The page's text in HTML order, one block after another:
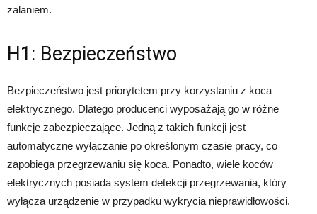
zalaniem.
H1: Bezpieczeństwo
Bezpieczeństwo jest priorytetem przy korzystaniu z koca
elektrycznego. Dlatego producenci wyposażają go w różne
funkcje zabezpieczające. Jedną z takich funkcji jest
automatyczne wyłączanie po określonym czasie pracy, co
zapobiega przegrzewaniu się koca. Ponadto, wiele koców
elektrycznych posiada system detekcji przegrzewania, który
wyłącza urządzenie w przypadku wykrycia nieprawidłowości.